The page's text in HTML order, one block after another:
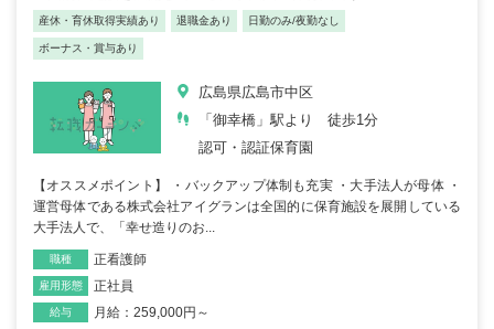
産休・育休取得実績あり 退職金あり 日勤のみ/夜勤なし
ボーナス・賞与あり
広島県広島市中区
「御幸橋」駅より 徒歩1分
認可・認証保育園
【オススメポイント】 ・バックアップ体制も充実 ・大手法人が母体 ・
運営母体である株式会社アイグランは全国的に保育施設を展開している
大手法人で、「幸せ造りのお...
職種 正看護師
雇用形態 正社員
給与 月給：259,000円～